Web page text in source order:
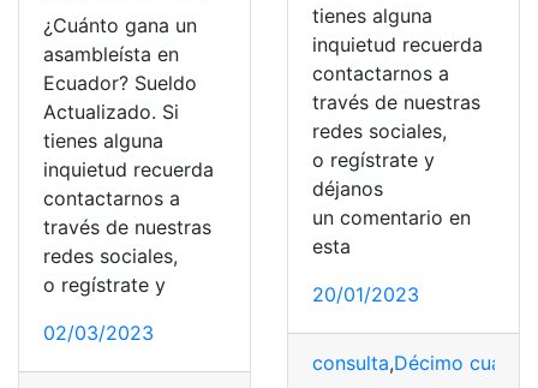
¿Cuánto gana un
asambleísta en
Ecuador? Sueldo
Actualizado. Si
tienes alguna
inquietud recuerda
contactarnos a
través de nuestras
redes sociales,
o regístrate y
02/03/2023
tienes alguna
inquietud recuerda
contactarnos a
través de nuestras
redes sociales,
o regístrate y
déjanos
un comentario en
esta
20/01/2023
consulta,Décimo cuarto